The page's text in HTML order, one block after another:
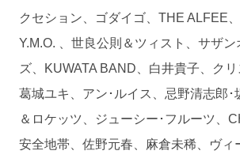
クセション、ゴダイゴ、THE ALFEE、
Y.M.O. 、世良公則＆ツィスト、サザ
ズ、KUWATA BAND、白井貴子、クリ
葛城ユキ、アン･ルイス、忌野清志郎･
＆ロケッツ、ジューシー･フルーツ、
安全地帯、佐野元春、麻倉未稀、ヴィ